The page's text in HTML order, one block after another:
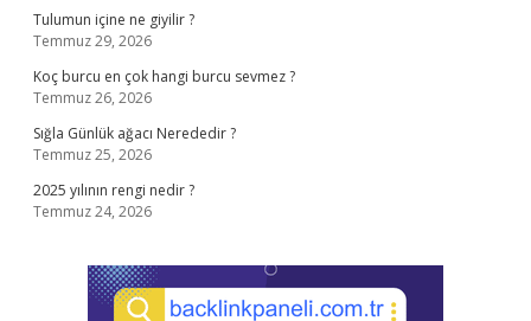
Tulumun içine ne giyilir ?
Temmuz 29, 2026
Koç burcu en çok hangi burcu sevmez ?
Temmuz 26, 2026
Sığla Günlük ağacı Nerededir ?
Temmuz 25, 2026
2025 yılının rengi nedir ?
Temmuz 24, 2026